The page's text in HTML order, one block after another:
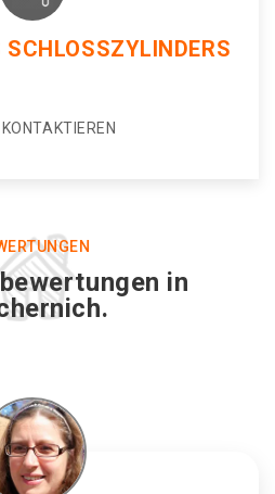
SCHLOSSZYLINDERS
in